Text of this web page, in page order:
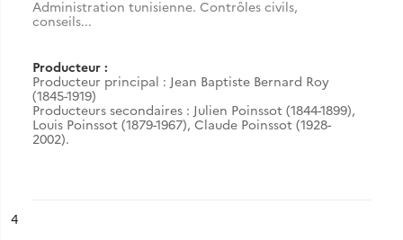
Administration tunisienne. Contrôles civils,
conseils...
Producteur :
Producteur principal : Jean Baptiste Bernard Roy
(1845-1919)
Producteurs secondaires : Julien Poinssot (1844-1899),
Louis Poinssot (1879-1967), Claude Poinssot (1928-
2002).
n°
4